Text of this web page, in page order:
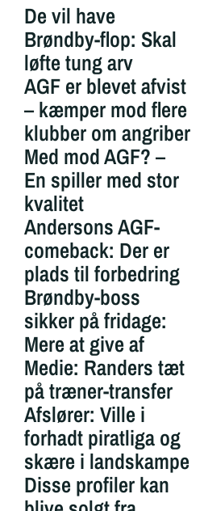
De vil have
Brøndby-flop: Skal
løfte tung arv
AGF er blevet afvist
– kæmper mod flere
klubber om angriber
Med mod AGF? –
En spiller med stor
kvalitet
Andersons AGF-
comeback: Der er
plads til forbedring
Brøndby-boss
sikker på fridage:
Mere at give af
Medie: Randers tæt
på træner-transfer
Afslører: Ville i
forhadt piratliga og
skære i landskampe
Disse profiler kan